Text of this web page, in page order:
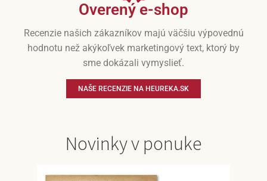
Overený e-shop
Recenzie našich zákazníkov majú väčšiu výpovednú
hodnotu než akýkoľvek marketingový text, ktorý by
sme dokázali vymyslieť.
NAŠE RECENZIE NA HEUREKA.SK
Novinky v ponuke